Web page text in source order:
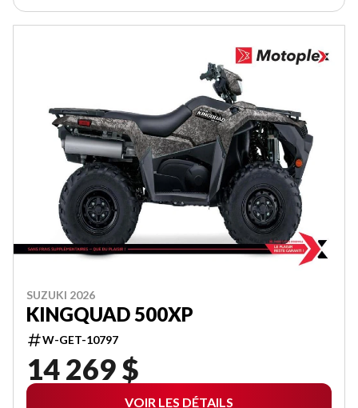
SUZUKI 2026
KINGQUAD 500XP
W-GET-10797
14 269 $
VOIR LES DÉTAILS